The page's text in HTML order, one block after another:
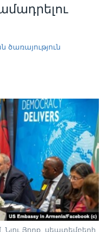
ծառայություն
Նյու Յորք, սեպտեմբերի